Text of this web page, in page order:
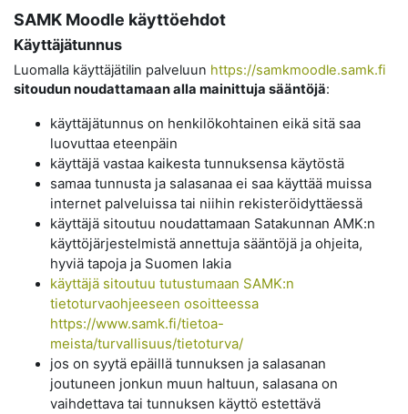
SAMK Moodle käyttöehdot
Käyttäjätunnus
Luomalla käyttäjätilin palveluun https://samkmoodle.samk.fi
sitoudun noudattamaan alla mainittuja sääntöjä:
käyttäjätunnus on henkilökohtainen eikä sitä saa
luovuttaa eteenpäin
käyttäjä vastaa kaikesta tunnuksensa käytöstä
samaa tunnusta ja salasanaa ei saa käyttää muissa
internet palveluissa tai niihin rekisteröidyttäessä
käyttäjä sitoutuu noudattamaan Satakunnan AMK:n
käyttöjärjestelmistä annettuja sääntöjä ja ohjeita,
hyviä tapoja ja Suomen lakia
käyttäjä sitoutuu tutustumaan SAMK:n
tietoturvaohjeeseen osoitteessa
https://www.samk.fi/tietoa-
meista/turvallisuus/tietoturva/
jos on syytä epäillä tunnuksen ja salasanan
joutuneen jonkun muun haltuun, salasana on
vaihdettava tai tunnuksen käyttö estettävä